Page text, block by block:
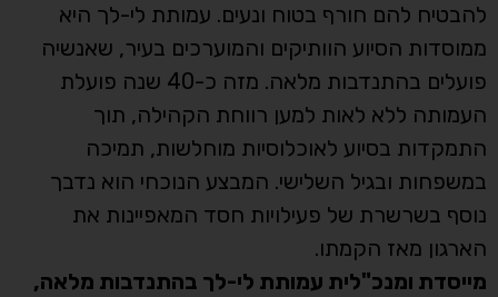
להבטיח להם חורף בטוח ונעים. עמותת לי-לך היא
ממוסדות הסיוע הוותיקים והמוערכים בעיר, שאנשיה
פועלים בהתנדבות מלאה. מזה כ-40 שנה פועלת
העמותה ללא לאות למען רווחת הקהילה, תוך
התמקדות בסיוע לאוכלוסיות מוחלשות, תמיכה
במשפחות ובגיל השלישי. המבצע הנוכחי הוא נדבך
נוסף בשרשרת של פעילויות חסד המאפיינות את
הארגון מאז הקמתו.
מייסדת ומנכ"לית עמותת לי-לך בהתנדבות מלאה,